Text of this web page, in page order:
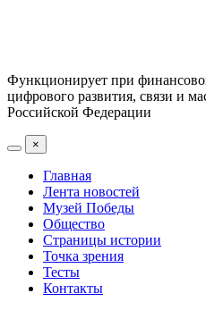
Функционирует при
цифрового развития, связи и
Российской Федерации
×
Главная
Лента новостей
Музей Победы
Общество
Страницы истории
Точка зрения
Тесты
Контакты